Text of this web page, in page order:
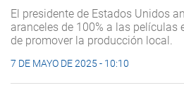
El presidente de Estados Unidos
aranceles de 100% a las películas
de promover la producción local.
7 DE MAYO DE 2025 - 10:10